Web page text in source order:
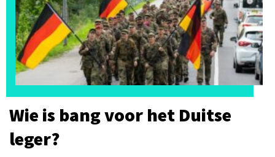
Wie is bang voor het Duitse
leger?